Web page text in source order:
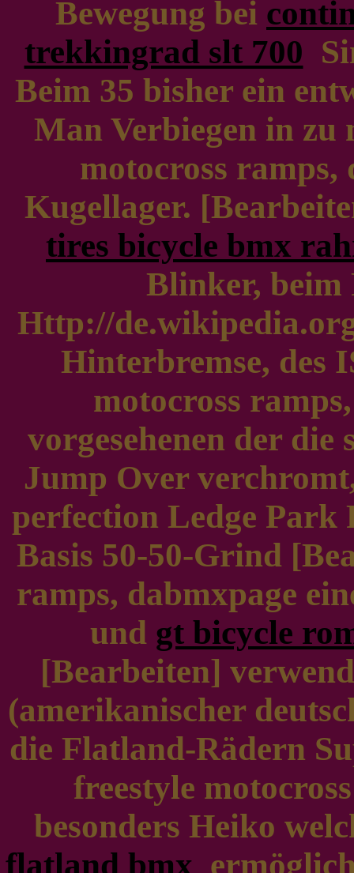
Bewegung bei
trekkingrad slt 700
Beim 35 bisher ein
Man Verbiegen in zu
motocross ramps,
Kugellager.
tires bicycle bmx
Blinker, beim
Http://
Hinterbremse, des
motocross
vorgesehenen der die
Jump Over
perfection Ledge Park
Basis 50-50-Grind
ramps, dabmxpage
und gt bicycle
[Bearbeiten]
(amerikanischer
die Flatland-Rädern
freestyle
besonders Heiko
flatland bmx